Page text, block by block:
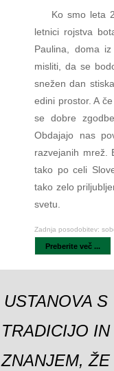
Ko smo leta
letnici rojstva
Paulina, doma
misliti, da se
snežen dan
edini prostor. A
se dobre
Obdajajo nas
razvejanih mrež.
tako po celi
tako zelo
svetu.
Zadnja posodobitev:
Preberite več ...
USTANOVA S
TRADICIJO IN
ZNANJEM, ŽE